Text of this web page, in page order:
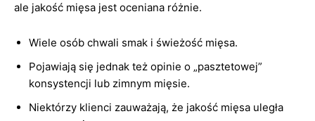
ale jakość mięsa jest oceniana różnie.
Wiele osób chwali smak i świeżość mięsa.
Pojawiają się jednak też opinie o „pasztetowej”
konsystencji lub zimnym mięsie.
Niektórzy klienci zauważają, że jakość mięsa uległa